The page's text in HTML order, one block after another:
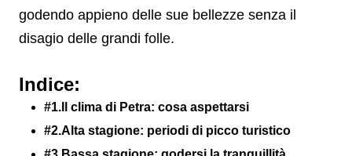
godendo appieno delle sue bellezze senza il
disagio delle grandi folle.
Indice:
#1.Il clima di Petra: cosa aspettarsi
#2.Alta stagione: periodi di picco turistico